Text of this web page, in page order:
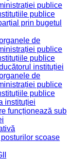
publice
publice
prin bugetul
de
publice
publice
instituției
de
publice
publice
instituției
funcționează sub
scoase